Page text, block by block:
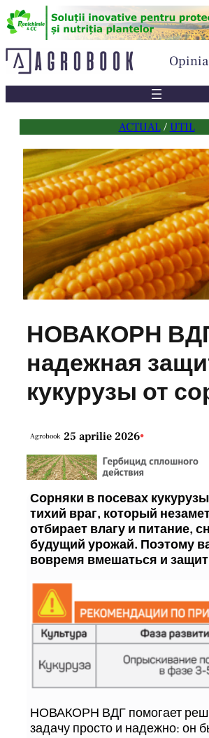
Sari
la
ACTUAL / UTIL
НОВАКОРН
надежная
кукурузы от
Agrobook 25 aprilie 2026•
Сорняки в посевах
тихий враг, который
отбирает влагу и питание,
будущий урожай. Поэтому
вовремя вмешаться и
НОВАКОРН ВДГ помогает
задачу просто и надежно: он